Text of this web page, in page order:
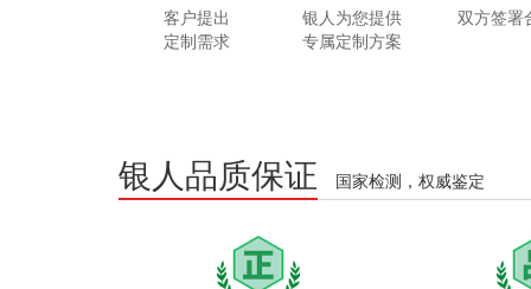
客户提出
定制需求
银人为您提供
专属定制方案
双方签署
银人品质保证 国家检测，权威鉴定